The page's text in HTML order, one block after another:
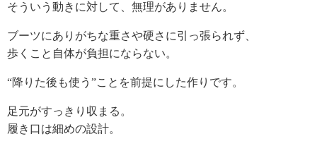
そういう動きに対して、無理がありません。
ブーツにありがちな重さや硬さに引っ張られず、
歩くこと自体が負担にならない。
“降りた後も使う”ことを前提にした作りです。
足元がすっきり収まる。
履き口は細めの設計。